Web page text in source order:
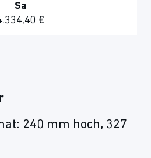
Sa
€
240 mm hoch, 327